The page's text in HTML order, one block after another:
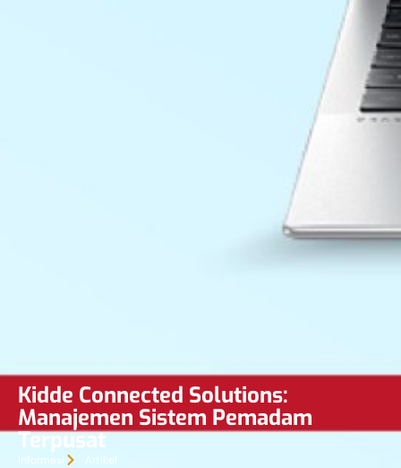
Kidde Connected Solutions:
Manajemen Sistem Pemadam
Terpusat
Informasi Artikel